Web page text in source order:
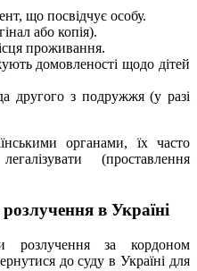
що посвідчує особу.
або копія).
проживання.
домовленості щодо дітей
другого з подружжя (у разі
органами, їх часто
(проставлення
в Україні
розлучення за кордоном
до суду в Україні для